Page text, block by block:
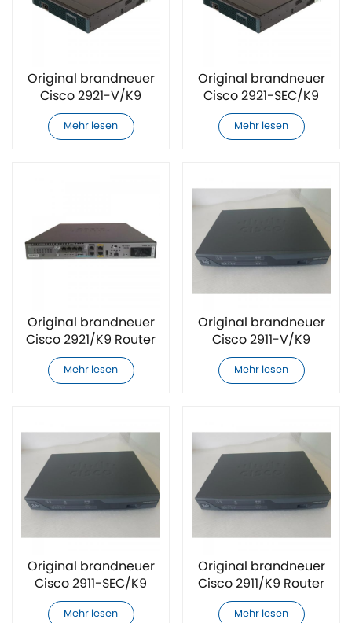
Original brandneuer
Cisco 2921-V/K9
Router
Mehr lesen
Original brandneuer
Cisco 2921-SEC/K9
Router
Mehr lesen
Original brandneuer
Cisco 2921/K9 Router
Mehr lesen
Original brandneuer
Cisco 2911-V/K9
Router
Mehr lesen
Original brandneuer
Cisco 2911-SEC/K9
Router
Mehr lesen
Original brandneuer
Cisco 2911/K9 Router
Mehr lesen